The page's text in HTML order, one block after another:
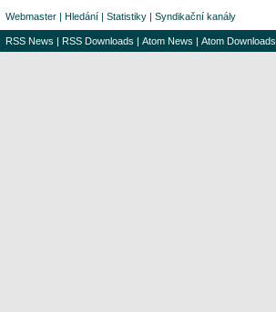
Webmaster | Hledání | Statistiky | Syndikační kanály
RSS News | RSS Downloads | Atom News | Atom Downloads